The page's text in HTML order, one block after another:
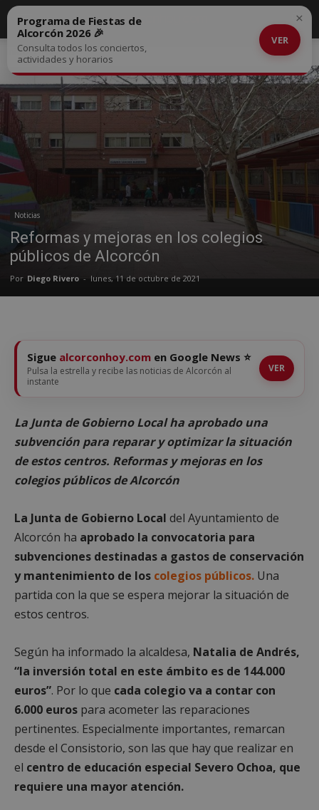
Inicio Noticias
Noticias
Reformas y mejoras en los colegios
públicos de Alcorcón
Por Diego Rivero - lunes, 11 de octubre de 2021
Programa de Fiestas de
Alcorcón 2026 🎉
Consulta todos los conciertos,
actividades y horarios
VER
×
Sigue alcorconhoy.com en Google News ⭐
Pulsa la estrella y recibe las noticias de Alcorcón al
instante
VER
La Junta de Gobierno Local ha aprobado una
subvención para reparar y optimizar la situación
de estos centros. Reformas y mejoras en los
colegios públicos de Alcorcón
La Junta de Gobierno Local del Ayuntamiento de
Alcorcón ha aprobado la convocatoria para
subvenciones destinadas a gastos de conservación
y mantenimiento de los colegios públicos. Una
partida con la que se espera mejorar la situación de
estos centros.
Según ha informado la alcaldesa, Natalia de Andrés,
“la inversión total en este ámbito es de 144.000
euros”. Por lo que cada colegio va a contar con
6.000 euros para acometer las reparaciones
pertinentes. Especialmente importantes, remarcan
desde el Consistorio, son las que hay que realizar en
el centro de educación especial Severo Ochoa, que
requiere una mayor atención.